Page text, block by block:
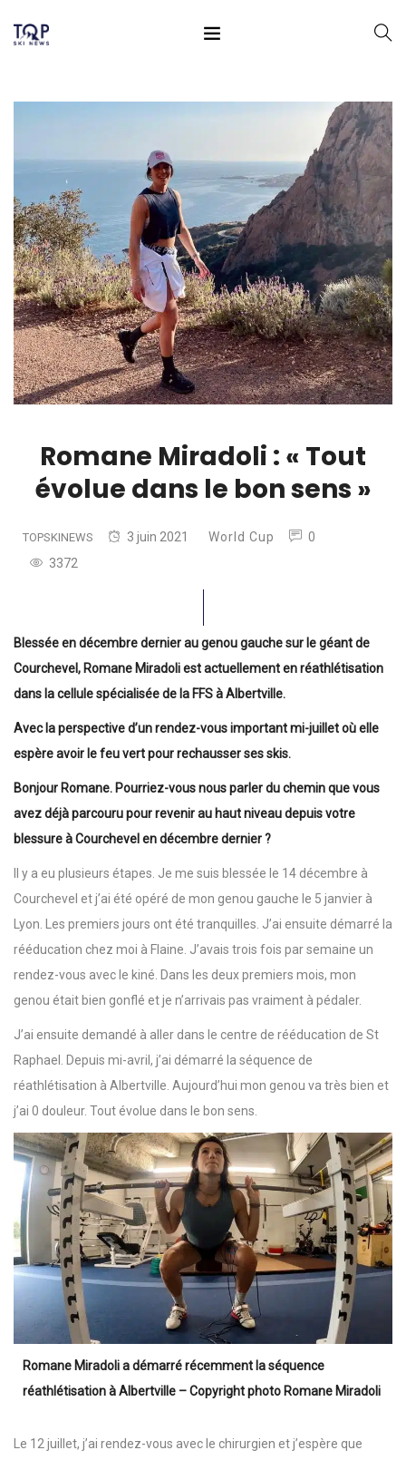
Romane Miradoli : « Tout
évolue dans le bon sens »
TOPSKINEWS 3 juin 2021 World Cup
0
3372
Blessée en décembre dernier au genou gauche sur le géant de
Courchevel, Romane Miradoli est actuellement en réathlétisation
dans la cellule spécialisée de la FFS à Albertville.
Avec la perspective d’un rendez-vous important mi-juillet où elle
espère avoir le feu vert pour rechausser ses skis.
Bonjour Romane. Pourriez-vous nous parler du chemin que vous
avez déjà parcouru pour revenir au haut niveau depuis votre
blessure à Courchevel en décembre dernier ?
Il y a eu plusieurs étapes. Je me suis blessée le 14 décembre à
Courchevel et j’ai été opéré de mon genou gauche le 5 janvier à
Lyon. Les premiers jours ont été tranquilles. J’ai ensuite démarré la
rééducation chez moi à Flaine. J’avais trois fois par semaine un
rendez-vous avec le kiné. Dans les deux premiers mois, mon
genou était bien gonflé et je n’arrivais pas vraiment à pédaler.
J’ai ensuite demandé à aller dans le centre de rééducation de St
Raphael. Depuis mi-avril, j’ai démarré la séquence de
réathlétisation à Albertville. Aujourd’hui mon genou va très bien et
j’ai 0 douleur. Tout évolue dans le bon sens.
Romane Miradoli a démarré récemment la séquence
réathlétisation à Albertville – Copyright photo Romane Miradoli
Le 12 juillet, j’ai rendez-vous avec le chirurgien et j’espère que